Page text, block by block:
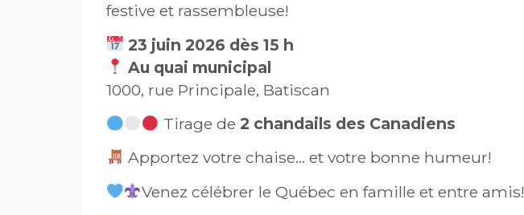
festive et rassembleuse!
23 juin 2026 dès 15 h
Au quai municipal
1000, rue Principale, Batiscan
Tirage de 2 chandails des Canadiens
Apportez votre chaise… et votre bonne humeur!
Venez célébrer le Québec en famille et entre amis!